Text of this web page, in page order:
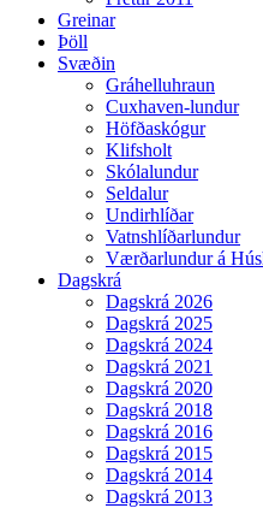
Greinar
Þöll
Svæðin
Gráhelluhraun
Cuxhaven-lundur
Höfðaskógur
Klifsholt
Skólalundur
Seldalur
Undirhlíðar
Vatnshlíðarlundur
Værðarlundur á
Dagskrá
Dagskrá 2026
Dagskrá 2025
Dagskrá 2024
Dagskrá 2021
Dagskrá 2020
Dagskrá 2018
Dagskrá 2016
Dagskrá 2015
Dagskrá 2014
Dagskrá 2013